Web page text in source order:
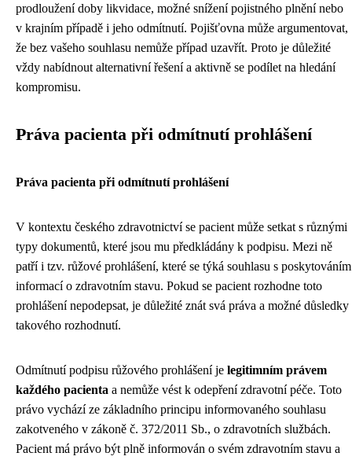
prodloužení doby likvidace, možné snížení pojistného plnění nebo
v krajním případě i jeho odmítnutí. Pojišťovna může argumentovat,
že bez vašeho souhlasu nemůže případ uzavřít. Proto je důležité
vždy nabídnout alternativní řešení a aktivně se podílet na hledání
kompromisu.
Práva pacienta při odmítnutí prohlášení
Práva pacienta při odmítnutí prohlášení
V kontextu českého zdravotnictví se pacient může setkat s různými
typy dokumentů, které jsou mu předkládány k podpisu. Mezi ně
patří i tzv. růžové prohlášení, které se týká souhlasu s poskytováním
informací o zdravotním stavu. Pokud se pacient rozhodne toto
prohlášení nepodepsat, je důležité znát svá práva a možné důsledky
takového rozhodnutí.
Odmítnutí podpisu růžového prohlášení je legitimním právem
každého pacienta a nemůže vést k odepření zdravotní péče. Toto
právo vychází ze základního principu informovaného souhlasu
zakotveného v zákoně č. 372/2011 Sb., o zdravotních službách.
Pacient má právo být plně informován o svém zdravotním stavu a